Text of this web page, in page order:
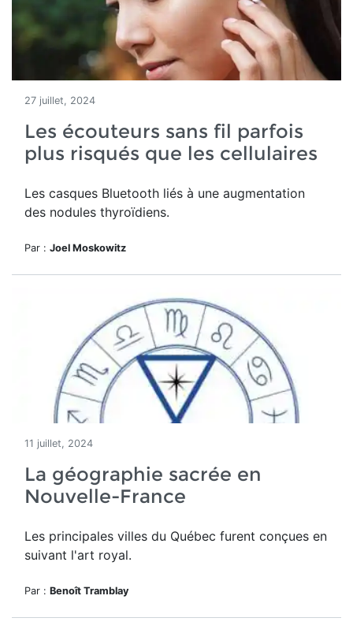
27 juillet, 2024
Les écouteurs sans fil parfois
plus risqués que les cellulaires
Les casques Bluetooth liés à une augmentation
des nodules thyroïdiens.
Par : Joel Moskowitz
11 juillet, 2024
La géographie sacrée en
Nouvelle-France
Les principales villes du Québec furent conçues en
suivant l'art royal.
Par : Benoît Tramblay